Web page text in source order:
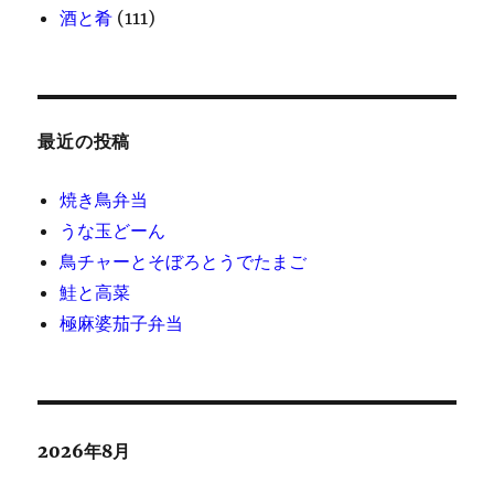
酒と肴 (111)
最近の投稿
焼き鳥弁当
うな玉どーん
鳥チャーとそぼろとうでたまご
鮭と高菜
極麻婆茄子弁当
2026年8月